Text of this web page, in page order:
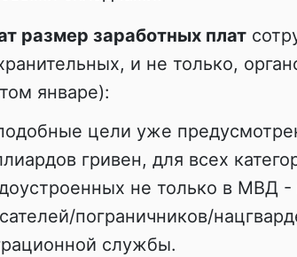
размер заработных плат
и не только,
январе):
цели уже
гривен, для всех
не только в МВД
пограничников/
службы.